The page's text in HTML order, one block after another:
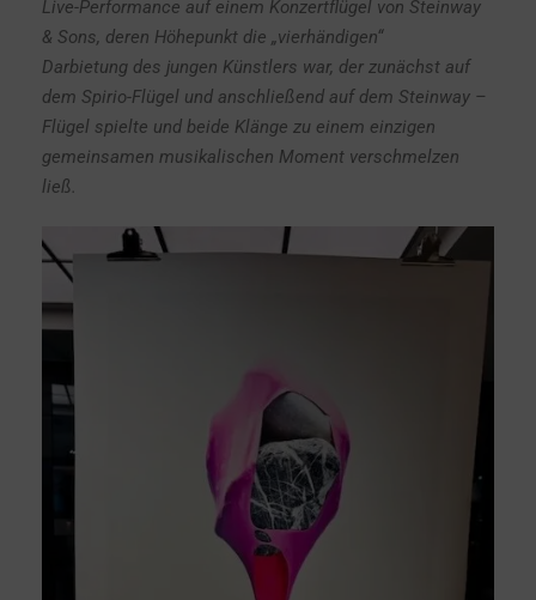
Live-Performance auf einem Konzertflügel von Steinway
& Sons, deren Höhepunkt die „vierhändigen“
Darbietung des jungen Künstlers war, der zunächst auf
dem Spirio-Flügel und anschließend auf dem Steinway –
Flügel spielte und beide Klänge zu einem einzigen
gemeinsamen musikalischen Moment verschmelzen
ließ.